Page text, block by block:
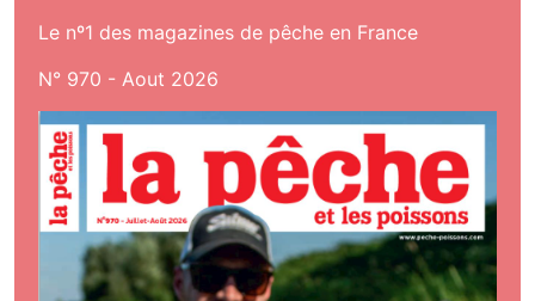
Le nº1 des magazines de pêche en France
N° 970 - Aout 2026